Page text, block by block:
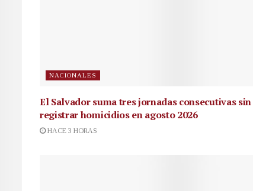
NACIONALES
El Salvador suma tres jornadas consecutivas sin
registrar homicidios en agosto 2026
HACE 3 HORAS